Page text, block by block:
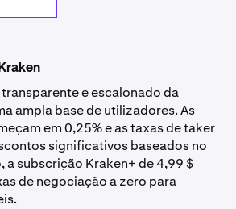
e escalonado da
ampla base de utilizadores. As
em 0,25% e as taxas de taker
significativos baseados no
a subscrição Kraken+ de 4,99 $
de negociação a zero para